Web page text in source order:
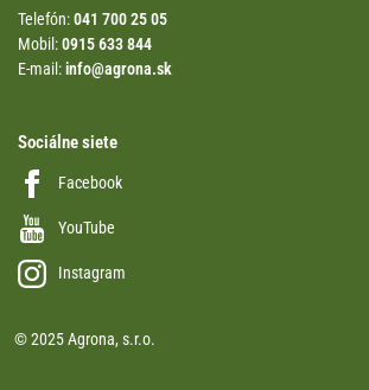
Telefón:041 700 25 05
Mobil:0915 633 844
E-mail:info@agrona.sk
Sociálne siete
Facebook
YouTube
Instagram
© 2025 Agrona, s.r.o.